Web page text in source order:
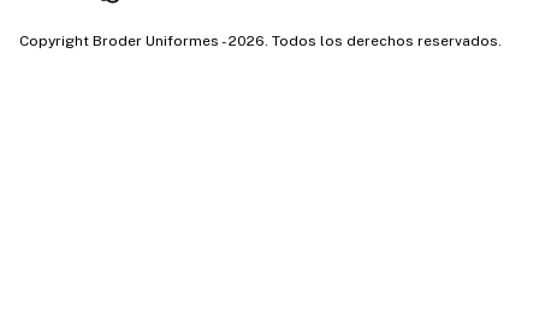
Copyright Broder Uniformes - 2026. Todos los derechos reservados.